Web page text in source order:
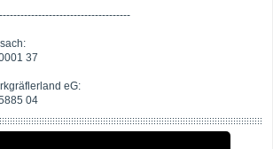
37
eG:
04